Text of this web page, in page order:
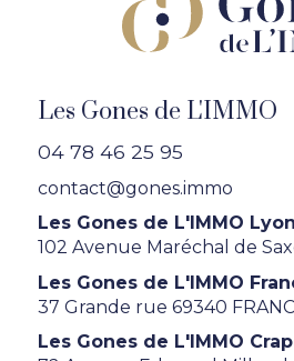
Les Gones de L'IMMO
04 78 46 25 95
contact@gones.immo
Les Gones de L'IMMO
102 Avenue Maréchal de
Les Gones de L'IMMO
37 Grande rue 69340
Les Gones de L'IMMO